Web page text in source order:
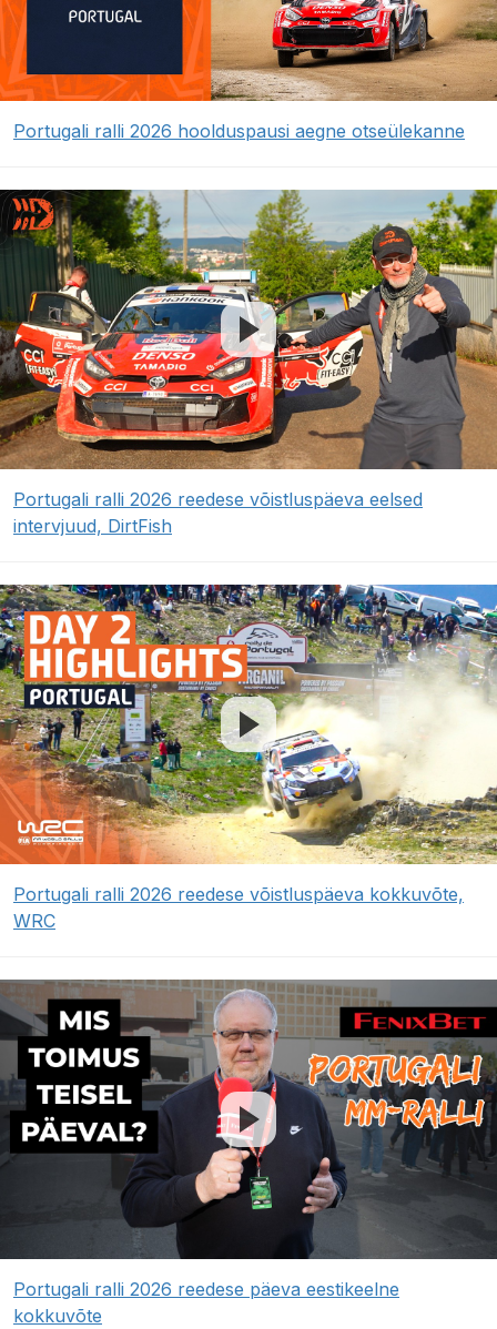
Portugali ralli 2026 hoolduspausi aegne otseülekanne
Portugali ralli 2026 reedese võistluspäeva eelsed
intervjuud, DirtFish
Portugali ralli 2026 reedese võistluspäeva kokkuvõte,
WRC
Portugali ralli 2026 reedese päeva eestikeelne
kokkuvõte